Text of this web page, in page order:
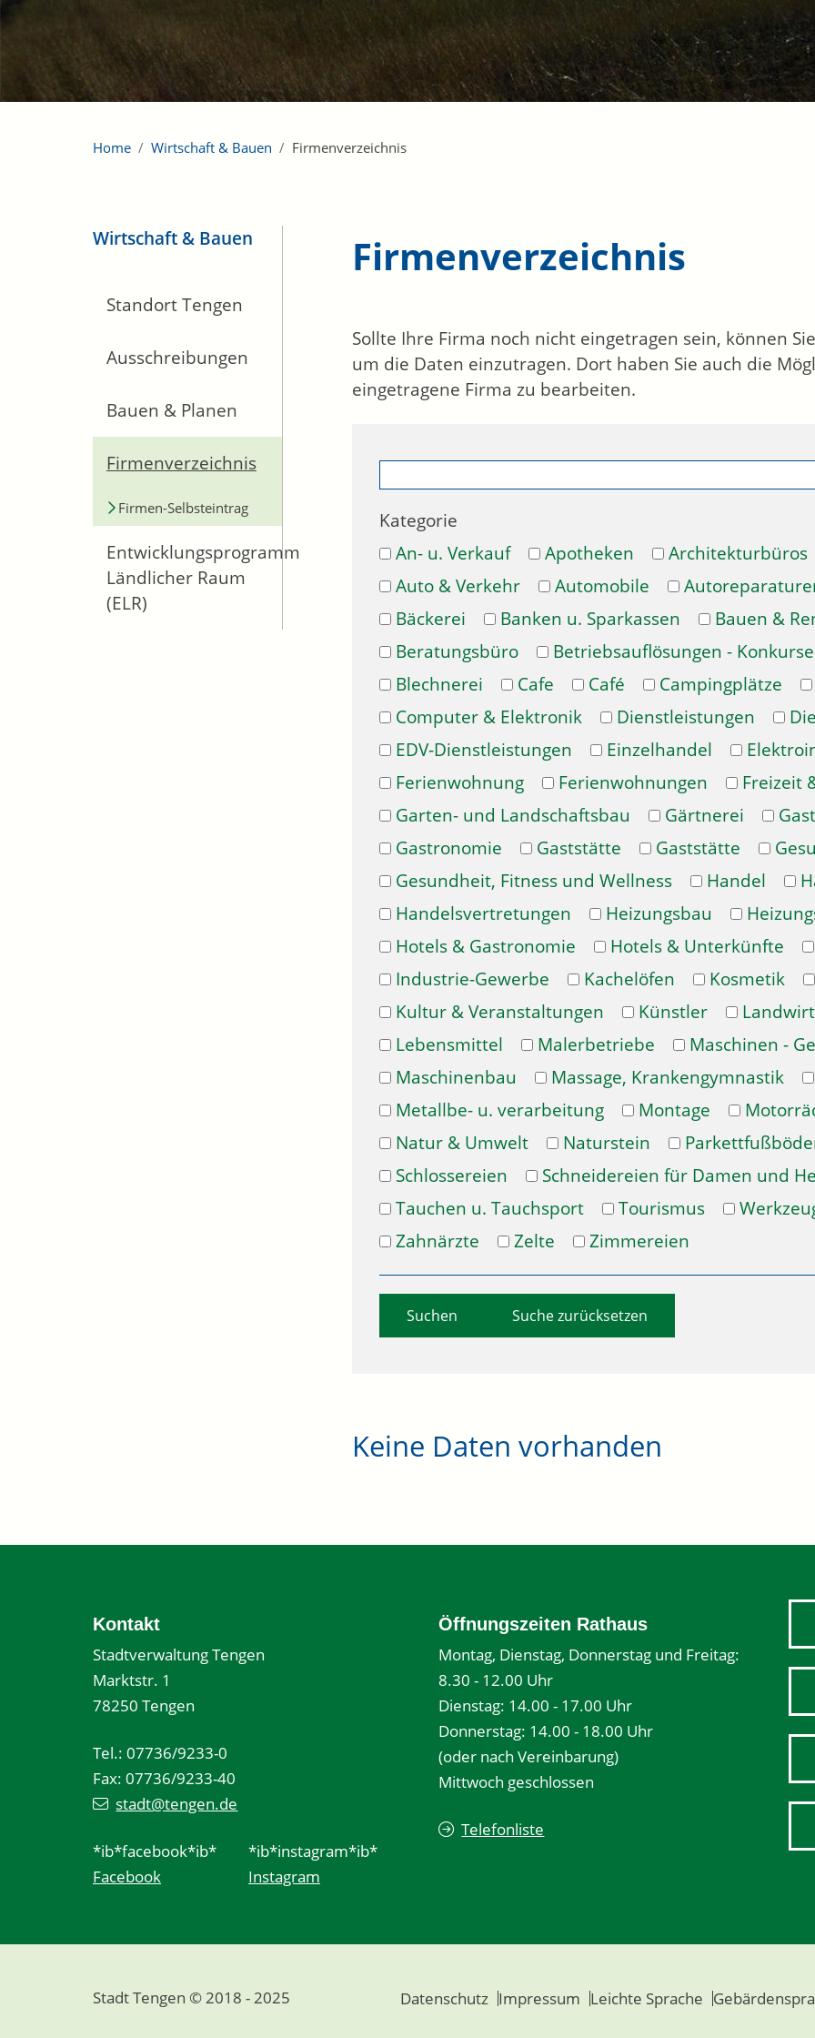
Home Wirtschaft & Bauen Firmenverzeichnis
Wirtschaft & Bauen
Standort Tengen
Ausschreibungen
Bauen & Planen
Firmenverzeichnis
Firmen-Selbsteintrag
Entwicklungsprogramm
Ländlicher Raum
(ELR)
Firmenverzeichnis
Sollte Ihre Firma noch nicht eingetragen sein, können
um die Daten einzutragen. Dort haben Sie auch die
eingetragene Firma zu bearbeiten.
Kategorie
An- u. Verkauf
Apotheken Architekturbüros
Auto & Verkehr
Automobile
Bäckerei
Banken u. Sparkassen Bauen &
Beratungsbüro
Betriebsauflösungen - Konkurse
Blechnerei
Cafe Café Campingplätze
Computer & Elektronik
Dienstleistungen
EDV-Dienstleistungen
Einzelhandel
Ferienwohnung
Ferienwohnungen Freizeit
Garten- und Landschaftsbau
Gärtnerei
Gastronomie
Gaststätte Gaststätte
Gesundheit, Fitness und Wellness
Handel
Handelsvertretungen
Heizungsbau
Hotels & Gastronomie
Hotels & Unterkünfte
Industrie-Gewerbe
Kachelöfen Kosmetik
Kultur & Veranstaltungen
Künstler
Lebensmittel
Malerbetriebe
Maschinen -
Maschinenbau
Massage, Krankengymnastik
Metallbe- u. verarbeitung
Montage
Natur & Umwelt
Naturstein
Schlossereien
Schneidereien für Damen und
Tauchen u. Tauchsport
Tourismus
Zahnärzte
Zelte Zimmereien
Suche zurücksetzen
Keine Daten vorhanden
Kontakt
Stadtverwaltung Tengen
Marktstr. 1
78250 Tengen
Tel.: 07736/9233-0
Fax: 07736/9233-40
stadt@tengen.de
*ib*facebook*ib*
Facebook
*ib*instagram*ib*
Instagram
Öffnungszeiten Rathaus
Montag, Dienstag, Donnerstag und Freitag:
8.30 - 12.00 Uhr
Dienstag: 14.00 - 17.00 Uhr
Donnerstag: 14.00 - 18.00 Uhr
(oder nach Vereinbarung)
Mittwoch geschlossen
Telefonliste
Stadt Tengen © 2018 - 2025 Datenschutz Impressum Leichte Sprache